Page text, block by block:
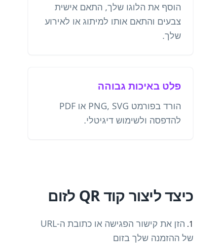
הוסף את הלוגו שלך, התאם אישית
צבעים והתאם אותו למיתוג או לאירוע
שלך.
פלט באיכות גבוהה
הורד בפורמט PNG, SVG או PDF
להדפסה ולשימוש דיגיטלי.
כיצד ליצור קוד QR לזום
הזן את קישור הפגישה או כתובת ה-URL
של ההזמנה שלך בזום